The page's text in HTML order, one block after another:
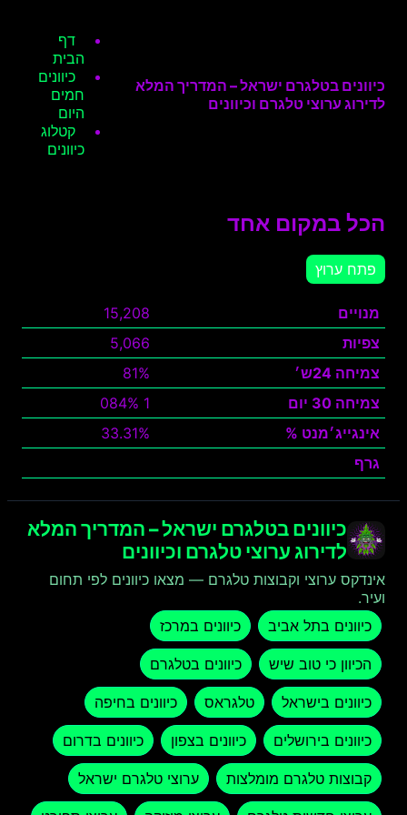
כיוונים בטלגרם ישראל – המדריך המלא
לדירוג ערוצי טלגרם וכיוונים
דף
הבית
כיוונים
חמים
היום
קטלוג
כיוונים
הכל במקום אחד
פתח ערוץ
מנויים
15,208
צפיות
5,066
צמיחה 24ש׳
81%
צמיחה 30 יום
1 084%
אינגייג׳מנט %
33.31%
גרף
כיוונים בטלגרם ישראל – המדריך המלא
לדירוג ערוצי טלגרם וכיוונים
אינדקס ערוצי וקבוצות טלגרם — מצאו כיוונים לפי תחום
ועיר.
כיוונים בתל אביב
כיוונים במרכז
הכיוון כי טוב שיש כיוונים בטלגרם
כיוונים בישראל טלגראס כיוונים בחיפה
כיוונים בירושלים כיוונים בצפון כיוונים בדרום
קבוצות טלגרם מומלצות ערוצי טלגרם ישראל